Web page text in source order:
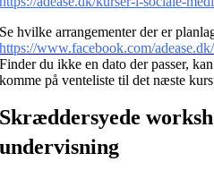
Se hvilke arrangementer der er
https://www.facebook.com/
Finder du ikke en dato der passer,
komme på venteliste til det næste
Skræddersyede
undervisning